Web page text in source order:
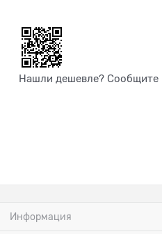
Нашли дешевле? Сообщите
Информация